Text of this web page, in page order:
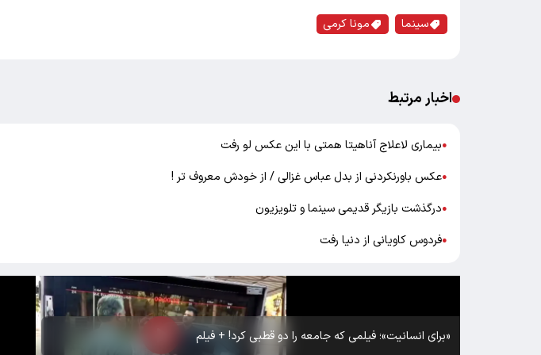
سینما مونا کرمی
اخبار مرتبط
●بیماری لاعلاج آناهیتا همتی با این عکس لو رفت
●عکس باورنکردنی از بدل عباس غزالی / از خودش معروف تر !
●درگذشت بازیگر قدیمی سینما و تلویزیون
●فردوس کاویانی از دنیا رفت
«برای انسانیت»؛ فیلمی که جامعه را دو قطبی کرد! + فیلم